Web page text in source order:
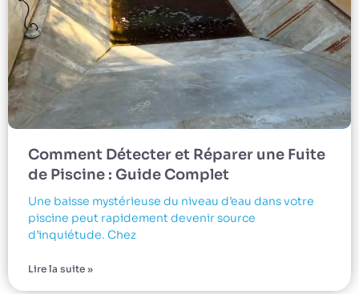
Comment Détecter et Réparer une Fuite
de Piscine : Guide Complet
Une baisse mystérieuse du niveau d’eau dans votre
piscine peut rapidement devenir source
d’inquiétude. Chez
Lire la suite »